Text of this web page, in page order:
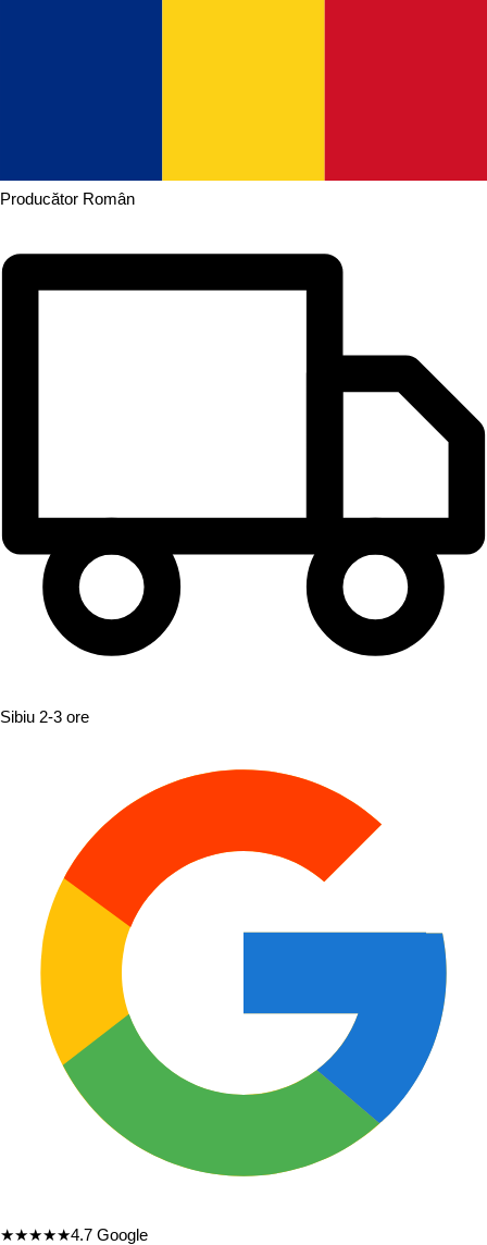
Producător Român
Sibiu 2-3 ore
★★★★★4.7 Google